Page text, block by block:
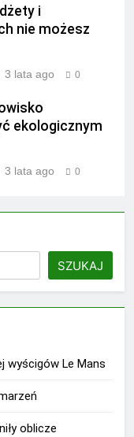
i
nie możesz
3 lata ago 0
ekologicznym
3 lata ago 0
SZUKAJ
wyścigów Le Mans
oblicze